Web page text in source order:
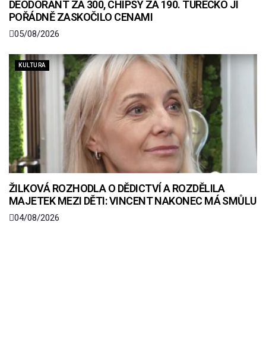
DEODORANT ZA 300, CHIPSY ZA 190. TURECKO JI
POŘÁDNĚ ZASKOČILO CENAMI
05/08/2026
KULTURA
ŽILKOVÁ ROZHODLA O DĚDICTVÍ A ROZDĚLILA
MAJETEK MEZI DĚTI: VINCENT NAKONEC MÁ SMŮLU
04/08/2026